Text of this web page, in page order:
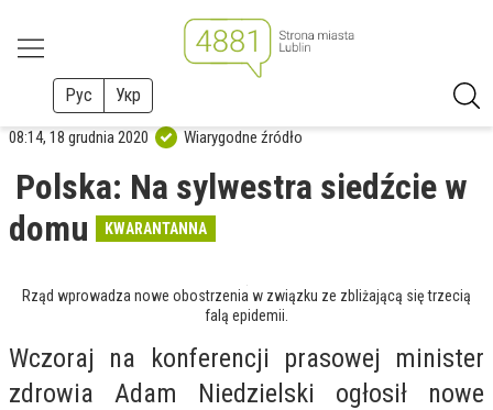
Рус Укр
08:14, 18 grudnia 2020 Wiarygodne źródło
Polska: Na sylwestra siedźcie w
domu
KWARANTANNA
Rząd wprowadza nowe obostrzenia w związku ze zbliżającą się trzecią
falą epidemii.
Wczoraj na konferencji prasowej minister
zdrowia Adam Niedzielski ogłosił nowe